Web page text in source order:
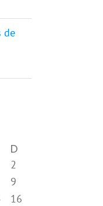
de
D
2
9
16